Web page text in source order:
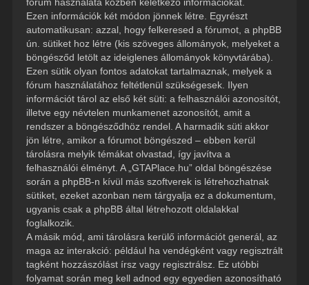
Ezen információk két módon jönnek létre. Egyrészt
automatikusan: azzal, hogy felkeresed a fórumot, a phpBB
ún. sütiket hoz létre (kis szöveges állományok, melyeket a
böngésződ letölt az ideiglenes állományok könyvtárába).
Ezen sütik olyan fontos adatokat tartalmaznak, melyek a
fórum használatához feltétlenül szükségesek. Ilyen
információt tárol az első két süti: a felhasználói azonosítót,
illetve egy névtelen munkamenet azonosítót, amit a
rendszer a böngésződhöz rendel. A harmadik süti akkor
jön létre, amikor a fórumot böngészed – ebben kerül
tárolásra melyik témákat olvastad, így javítva a
felhasználói élményt. A „GTAPlace.hu” oldal böngészése
során a phpBB-n kívül más szoftverek is létrehozhatnak
sütiket, ezeket azonban nem tárgyalja ez a dokumentum,
ugyanis csak a phpBB által létrehozott oldalakkal
foglalkozik.
A másik mód, ami tárolásra kerülő információt generál, az
maga az interakció: például ha vendégként vagy regisztrált
tagként hozzászólást írsz vagy regisztrálsz. Ez utóbbi
folyamat során meg kell adnod egy egyedien azonosítható